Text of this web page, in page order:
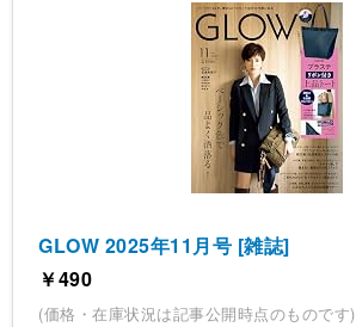
GLOW 2025年11月号 [雑誌]
￥490
(価格・在庫状況は記事公開時点のものです)